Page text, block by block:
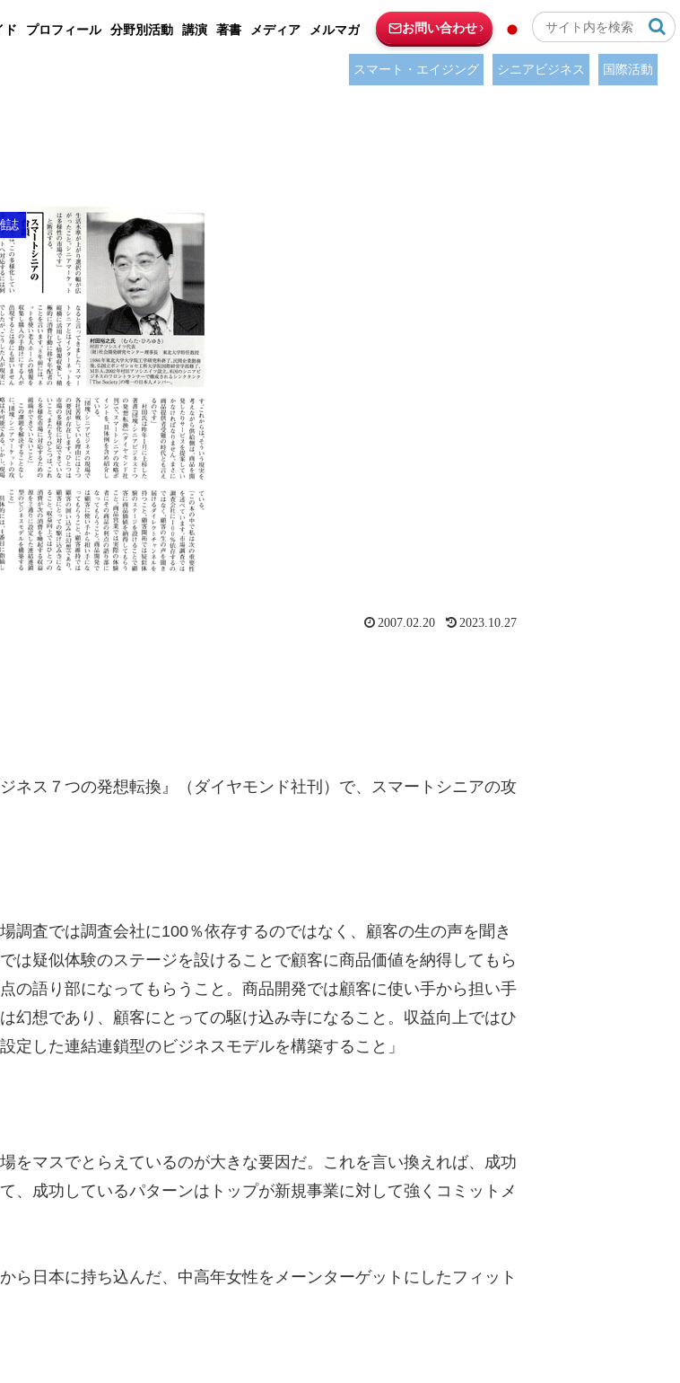
ド プロフィール 分野別活動 講演 著書 メディア メルマガ お問い合わせ
スマート・エイジング シニアビジネス 国際活動
誌
2007.02.20 2023.10.27
ネス７つの発想転換』（ダイヤモンド社刊）で、スマートシニアの攻
調査では調査会社に100％依存するのではなく、顧客の生の声を聞き
は疑似体験のステージを設けることで顧客に商品価値を納得してもら
の語り部になってもらうこと。商品開発では顧客に使い手から担い手
幻想であり、顧客にとっての駆け込み寺になること。収益向上ではひ
定した連結連鎖型のビジネスモデルを構築すること」
をマスでとらえているのが大きな要因だ。これを言い換えれば、成功
、成功しているパターンはトップが新規事業に対して強くコミットメ
ら日本に持ち込んだ、中高年女性をメーンターゲットにしたフィット